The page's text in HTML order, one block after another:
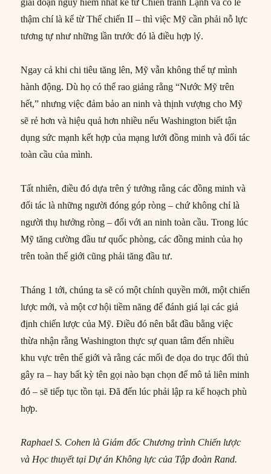
giai đoạn nguy hiểm nhất kể từ Chiến tranh Lạnh và có lẽ
thậm chí là kể từ Thế chiến II – thì việc Mỹ cần phải nỗ lực
tương tự như những lần trước đó là điều hợp lý.
Ngay cả khi chi tiêu tăng lên, Mỹ vẫn không thể tự mình
hành động. Dù họ có thể rao giảng rằng “Nước Mỹ trên
hết,” nhưng việc đảm bảo an ninh và thịnh vượng cho Mỹ
sẽ rẻ hơn và hiệu quả hơn nhiều nếu Washington biết tận
dụng sức mạnh kết hợp của mạng lưới đồng minh và đối tác
toàn cầu của mình.
Tất nhiên, điều đó dựa trên ý tưởng rằng các đồng minh và
đối tác là những người đóng góp ròng – chứ không chỉ là
người thụ hưởng ròng – đối với an ninh toàn cầu. Trong lúc
Mỹ tăng cường đầu tư quốc phòng, các đồng minh của họ
trên toàn thế giới cũng phải tăng đầu tư.
Tháng 1 tới, chúng ta sẽ có một chính quyền mới, một chiến
lược mới, và một cơ hội tiềm năng để đánh giá lại các giả
định chiến lược của Mỹ. Điều đó nên bắt đầu bằng việc
thừa nhận rằng Washington thực sự quan tâm đến nhiều
khu vực trên thế giới và rằng các mối đe dọa do trục đối thủ
gây ra – hay bất kỳ tên gọi nào bạn chọn để mô tả liên minh
đó – sẽ tiếp tục tồn tại. Đã đến lúc phải lập ra kế hoạch phù
hợp.
Raphael S. Cohen là Giám đốc Chương trình Chiến lược
và Học thuyết tại Dự án Không lực của Tập đoàn Rand.